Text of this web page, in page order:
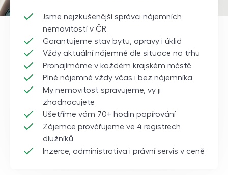
Jsme nejzkušenější správci nájemních
nemovitostí v ČR
Garantujeme stav bytu, opravy i úklid
Vždy aktuální nájemné dle situace na trhu
Pronajímáme v každém krajském městě
Plné nájemné vždy včas i bez nájemníka
My nemovitost spravujeme, vy ji
zhodnocujete
Ušetříme vám 70+ hodin papírování
Zájemce prověřujeme ve 4 registrech
dlužníků
Inzerce, administrativa i právní servis v ceně